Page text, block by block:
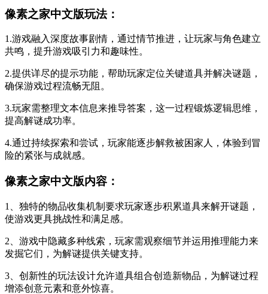
像素之家中文版玩法：
1.游戏融入深度故事剧情，通过情节推进，让玩家与角色建立
共鸣，提升游戏吸引力和趣味性。
2.提供详尽的提示功能，帮助玩家定位关键道具并解决谜题，
确保游戏过程流畅无阻。
3.玩家需整理文本信息来推导答案，这一过程锻炼逻辑思维，
提高解谜成功率。
4.通过持续探索和尝试，玩家能逐步解救被困家人，体验到冒
险的紧张与成就感。
像素之家中文版内容：
1、独特的物品收集机制要求玩家逐步积累道具来解开谜题，
使游戏更具挑战性和满足感。
2、游戏中隐藏多种线索，玩家需观察细节并运用推理能力来
发掘它们，为解谜提供关键支持。
3、创新性的玩法设计允许道具组合创造新物品，为解谜过程
增添创意元素和意外惊喜。